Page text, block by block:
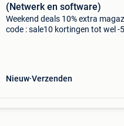
(Netwerk en software)
Weekend deals 10% extra
code : sale10 kortingen tot wel -
Nieuw Verzenden